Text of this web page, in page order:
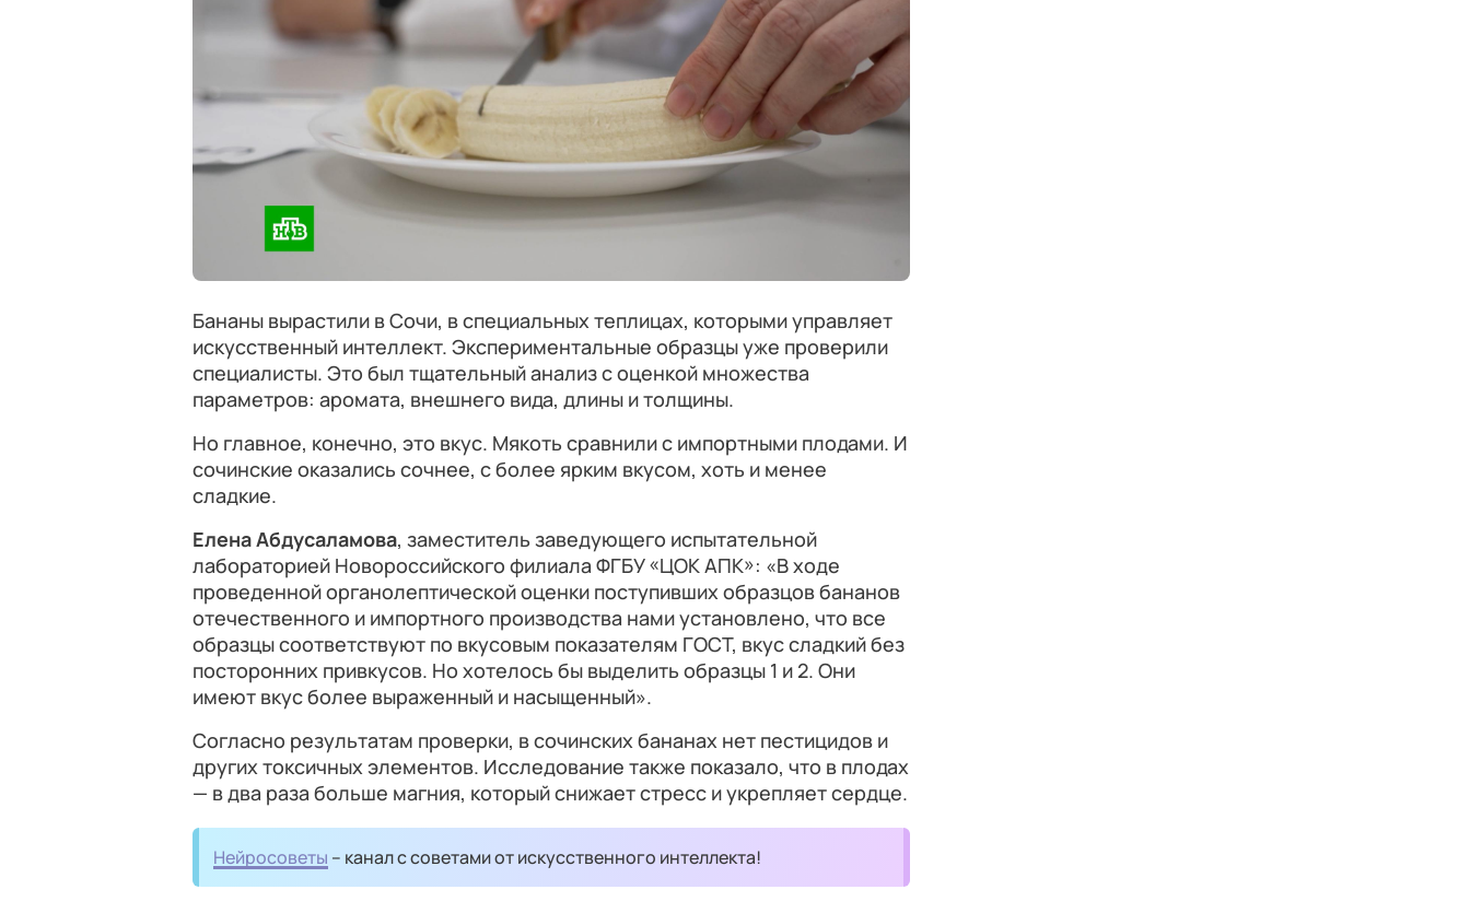
Бананы вырастили в Сочи, в специальных теплицах, которыми управляет
искусственный интеллект. Экспериментальные образцы уже проверили
специалисты. Это был тщательный анализ с оценкой множества
параметров: аромата, внешнего вида, длины и толщины.
Но главное, конечно, это вкус. Мякоть сравнили с импортными плодами. И
сочинские оказались сочнее, с более ярким вкусом, хоть и менее
сладкие.
Елена Абдусаламова, заместитель заведующего испытательной
лабораторией Новороссийского филиала ФГБУ «ЦОК АПК»: «В ходе
проведенной органолептической оценки поступивших образцов бананов
отечественного и импортного производства нами установлено, что все
образцы соответствуют по вкусовым показателям ГОСТ, вкус сладкий без
посторонних привкусов. Но хотелось бы выделить образцы 1 и 2. Они
имеют вкус более выраженный и насыщенный».
Согласно результатам проверки, в сочинских бананах нет пестицидов и
других токсичных элементов. Исследование также показало, что в плодах
— в два раза больше магния, который снижает стресс и укрепляет сердце.
Нейросоветы – канал с советами от искусственного интеллекта!